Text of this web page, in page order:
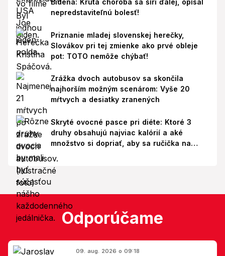
Bidena: Krutá choroba sa šíri ďalej, opísal
nepredstaviteľnú bolesť!
Priznanie mladej slovenskej herečky,
Slovákov pri tej zmienke ako prvé obleje
pot: TOTO nemôže chýbať!
Zrážka dvoch autobusov sa skončila
najhorším možným scenárom: Vyše 20
mŕtvych a desiatky zranených
Skryté ovocné pasce pri diéte: Ktoré 3
druhy obsahujú najviac kalórií a aké
množstvo si dopriať, aby sa ručička na
Odporúčame
09. aug. 2026 o 09:18